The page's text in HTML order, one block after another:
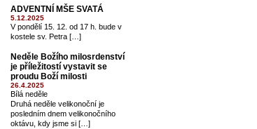
ADVENTNÍ MŠE SVATÁ
5.12.2025
V pondělí 15. 12. od 17 h. bude v
kostele sv. Petra […]
Neděle Božího milosrdenství
je příležitostí vystavit se
proudu Boží milosti
26.4.2025
Bílá neděle
Druhá neděle velikonoční je
posledním dnem velikonočního
oktávu, kdy jsme si […]